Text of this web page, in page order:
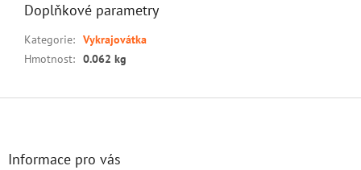
Doplňkové parametry
Kategorie: Vykrajovátka
Hmotnost: 0.062 kg
Informace pro vás